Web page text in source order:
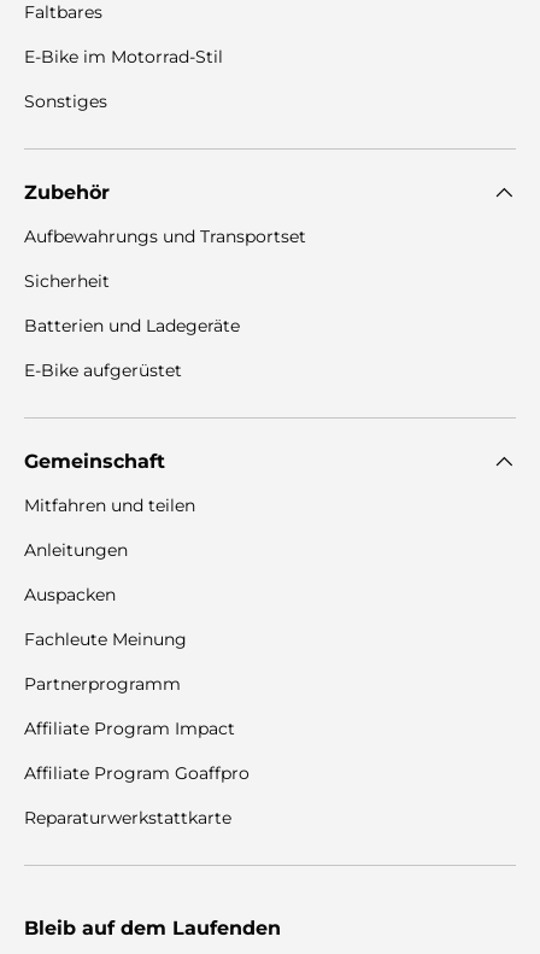
Faltbares
E-Bike im Motorrad-Stil
Sonstiges
Zubehör
Aufbewahrungs und Transportset
Sicherheit
Batterien und Ladegeräte
E-Bike aufgerüstet
Gemeinschaft
Mitfahren und teilen
Anleitungen
Auspacken
Fachleute Meinung
Partnerprogramm
Affiliate Program Impact
Affiliate Program Goaffpro
Reparaturwerkstattkarte
Bleib auf dem Laufenden